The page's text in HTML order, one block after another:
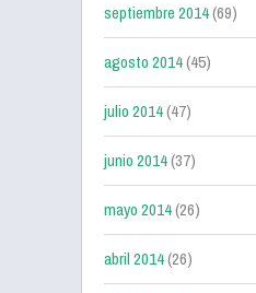
septiembre 2014(69)
agosto 2014(45)
julio 2014(47)
junio 2014(37)
mayo 2014(26)
abril 2014(26)